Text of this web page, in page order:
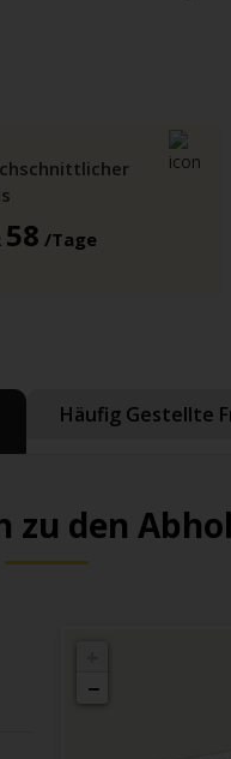
58 /Tage
Häufig Gestellte
zu den
−